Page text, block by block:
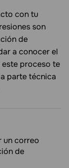
con tu
son
de
a conocer el
proceso te
parte técnica
un correo
de